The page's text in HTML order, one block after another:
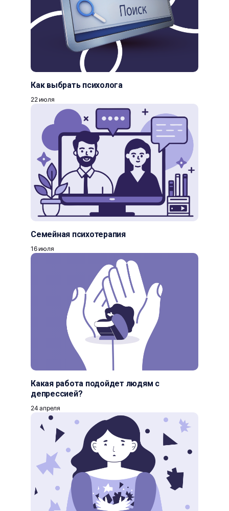
Как выбрать психолога
22 июля
Семейная психотерапия
16 июля
Какая работа подойдет людям с
депрессией?
24 апреля